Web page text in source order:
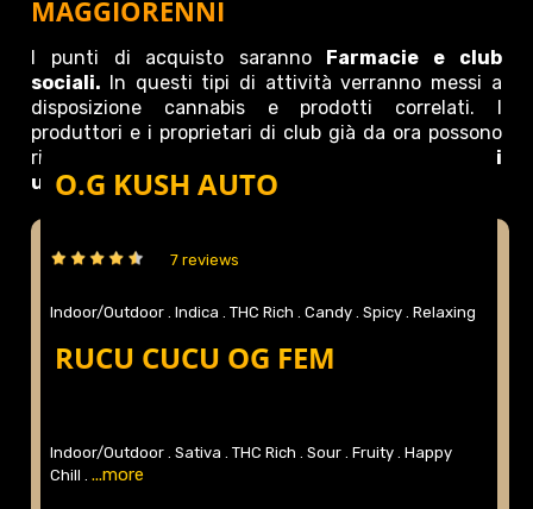
MAGGIORENNI
I punti di acquisto saranno Farmacie e club
sociali. In questi tipi di attività verranno messi a
disposizione cannabis e prodotti correlati. I
produttori e i proprietari di club già da ora possono
richiedere licenze per diventare
distributori
ufficiali
O.G KUSH AUTO
7 reviews
Indoor/Outdoor .Indica .THC Rich .Candy .Spicy .Relaxing
RUCU CUCU OG FEM
Indoor/Outdoor .Sativa .THC Rich .Sour .Fruity .Happy
Chill ....more